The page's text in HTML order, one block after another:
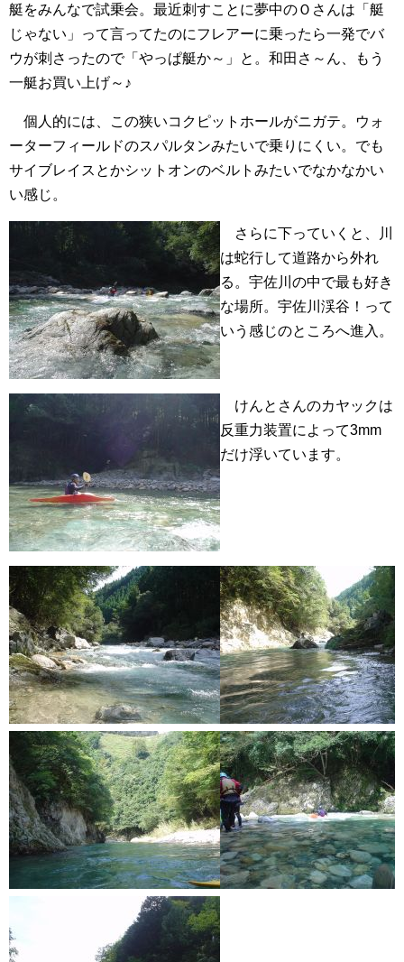
艇をみんなで試乗会。最近刺すことに夢中のＯさんは「艇
じゃない」って言ってたのにフレアーに乗ったら一発でバ
ウが刺さったので「やっぱ艇か～」と。和田さ～ん、もう
一艇お買い上げ～♪
個人的には、この狭いコクピットホールがニガテ。ウォ
ーターフィールドのスパルタンみたいで乗りにくい。でも
サイブレイスとかシットオンのベルトみたいでなかなかい
い感じ。
さらに下っていくと、川
は蛇行して道路から外れ
る。宇佐川の中で最も好き
な場所。宇佐川渓谷！って
いう感じのところへ進入。
けんとさんのカヤックは
反重力装置によって3mm
だけ浮いています。